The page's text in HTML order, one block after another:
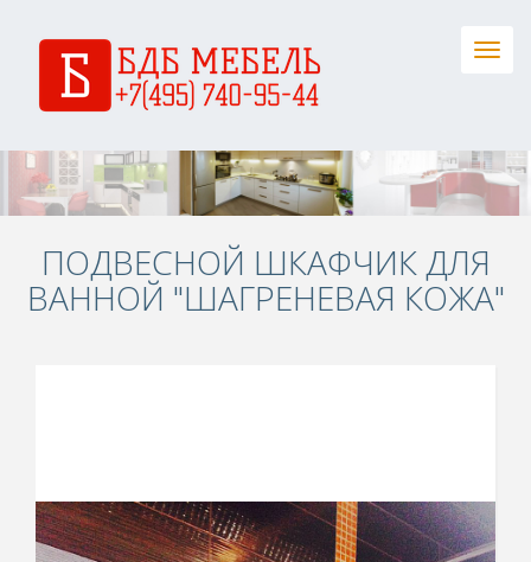
ПОДВЕСНОЙ ШКАФЧИК ДЛЯ
ВАННОЙ "ШАГРЕНЕВАЯ КОЖА"